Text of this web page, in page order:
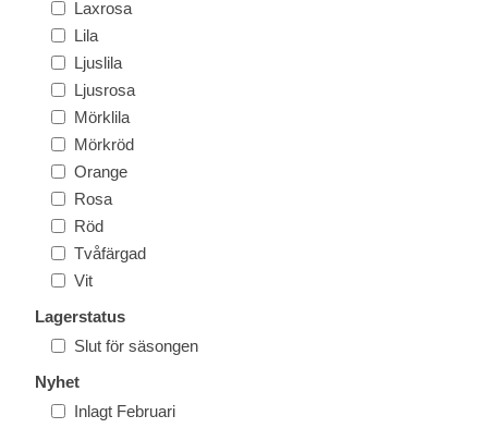
Laxrosa
Lila
Ljuslila
Ljusrosa
Mörklila
Mörkröd
Orange
Rosa
Röd
Tvåfärgad
Vit
Lagerstatus
Slut för säsongen
Nyhet
Inlagt Februari